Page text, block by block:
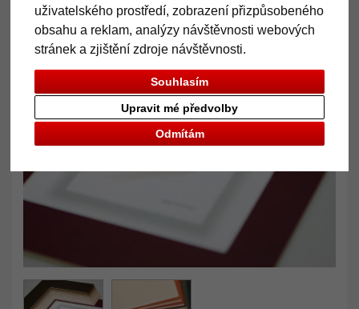
uživatelského prostředí, zobrazení přizpůsobeného
obsahu a reklam, analýzy návštěvnosti webových
stránek a zjištění zdroje návštěvnosti.
Souhlasím
Odmítám
Upravit mé předvolby
Zpět